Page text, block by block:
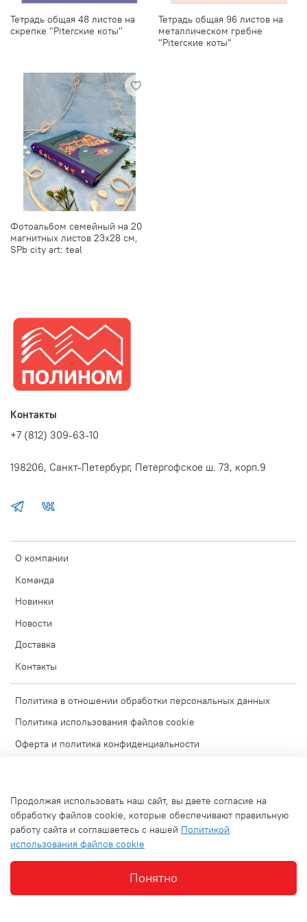
Тетрадь общая 48 листов на
скрепке "Piterские коты"
Тетрадь общая 96 листов на
металлическом гребне
"Piterские коты"
Фотоальбом семейный на 20
магнитных листов 23х28 см,
SPb city art: teal
О компании
Команда
Новинки
Новости
Доставка
Контакты
Политика в отношении обработки персональных данных
Политика использования файлов cookie
Оферта и политика конфиденциальности
Блог
Обратная связь
Используемые изображения
Контакты
+7 (812) 309-63-10
198206, Санкт-Петербург, Петергофское ш. 73, корп.9
Интернет-магазин создан на inSales
Продолжая использовать наш сайт, вы даете согласие на
обработку файлов cookie, которые обеспечивают правильную
работу сайта и соглашаетесь с нашей Политикой
использования файлов cookie
Понятно